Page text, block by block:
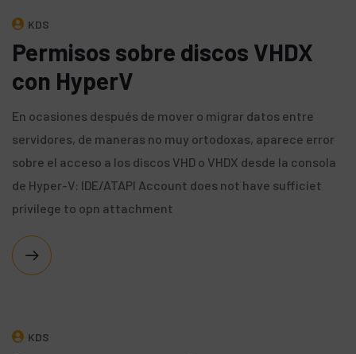
KDS
Permisos sobre discos VHDX
con HyperV
En ocasiones después de mover o migrar datos entre
servidores, de maneras no muy ortodoxas, aparece error
sobre el acceso a los discos VHD o VHDX desde la consola
de Hyper-V: IDE/ATAPI Account does not have sufficiet
privilege to opn attachment
KDS